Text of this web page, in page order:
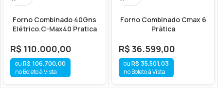
Forno Combinado 40Gns
Elétrico.C-Max40 Pratica
R$ 110.000,00
R$ 106.700,00
no Boleto à Vista
Forno Combinado Cmax 6
Prática
R$36.599,00
R$ 35.501,03
no Boleto à Vista